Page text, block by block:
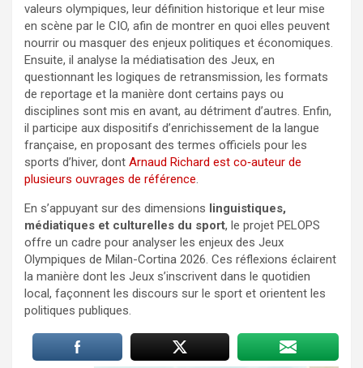
valeurs olympiques, leur définition historique et leur mise
en scène par le CIO, afin de montrer en quoi elles peuvent
nourrir ou masquer des enjeux politiques et économiques.
Ensuite, il analyse la médiatisation des Jeux, en
questionnant les logiques de retransmission, les formats
de reportage et la manière dont certains pays ou
disciplines sont mis en avant, au détriment d’autres. Enfin,
il participe aux dispositifs d’enrichissement de la langue
française, en proposant des termes officiels pour les
sports d’hiver, dont Arnaud Richard est co‑auteur de
plusieurs ouvrages de référence.
En s’appuyant sur des dimensions linguistiques,
médiatiques et culturelles du sport, le projet PELOPS
offre un cadre pour analyser les enjeux des Jeux
Olympiques de Milan-Cortina 2026. Ces réflexions éclairent
la manière dont les Jeux s’inscrivent dans le quotidien
local, façonnent les discours sur le sport et orientent les
politiques publiques.